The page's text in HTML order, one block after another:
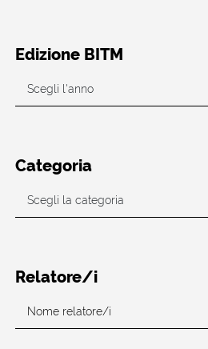
Edizione BITM
Categoria
Relatore/i